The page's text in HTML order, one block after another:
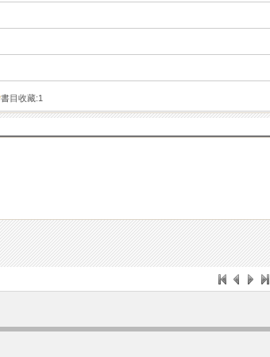
書目收藏:1